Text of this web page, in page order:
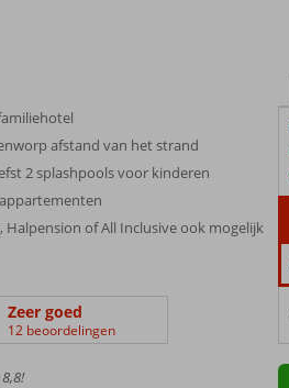
afstand van het strand
2 splashpools voor kinderen
Halpension of All Inclusive ook mogelijk
Zeer goed
12 beoordelingen